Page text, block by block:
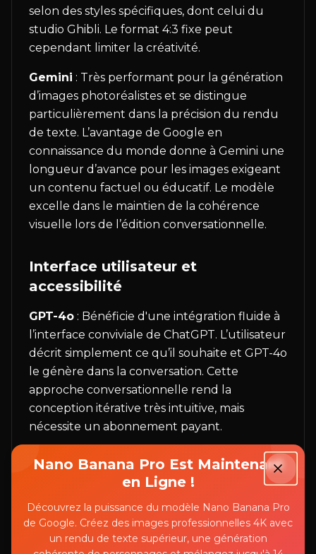
selon des styles spécifiques, dont celui du
studio Ghibli. Le format 4:3 fixe peut
cependant limiter la créativité.
Gemini : Très performant pour la génération
d’images photoréalistes et se distingue
particulièrement dans la précision du rendu
de texte. L’avantage de Google en
connaissance du monde donne à Gemini une
longueur d’avance pour les images exigeant
un contenu factuel ou éducatif. Le modèle
excelle dans le maintien de la cohérence
visuelle lors de l’édition conversationnelle.
Interface utilisateur et
accessibilité
GPT-4o : Bénéficie d'une intégration fluide à
l’interface conviviale de ChatGPT. L’utilisateur
décrit simplement ce qu’il souhaite et GPT-4o
le génère dans la conversation. Cette
approche conversationnelle rend la
conception itérative très intuitive, mais
nécessite un abonnement payant.
Grok 3
: Accessible via la plateforme X ou
l’application Grok, avec un processus très
simple. L'utilisateur saisit un prompt textuel,
génère une image, puis peut raffiner le
prompt si besoin. Gratuit pour tous les
utilisateurs X, avec des limites d’utilisation, ce
Nano Banana Pro Est Maintenant
en Ligne !
Découvrez la puissance du modèle Nano Banana Pro
de Google. Créez des images professionnelles 4K avec
un rendu de texte supérieur, une génération